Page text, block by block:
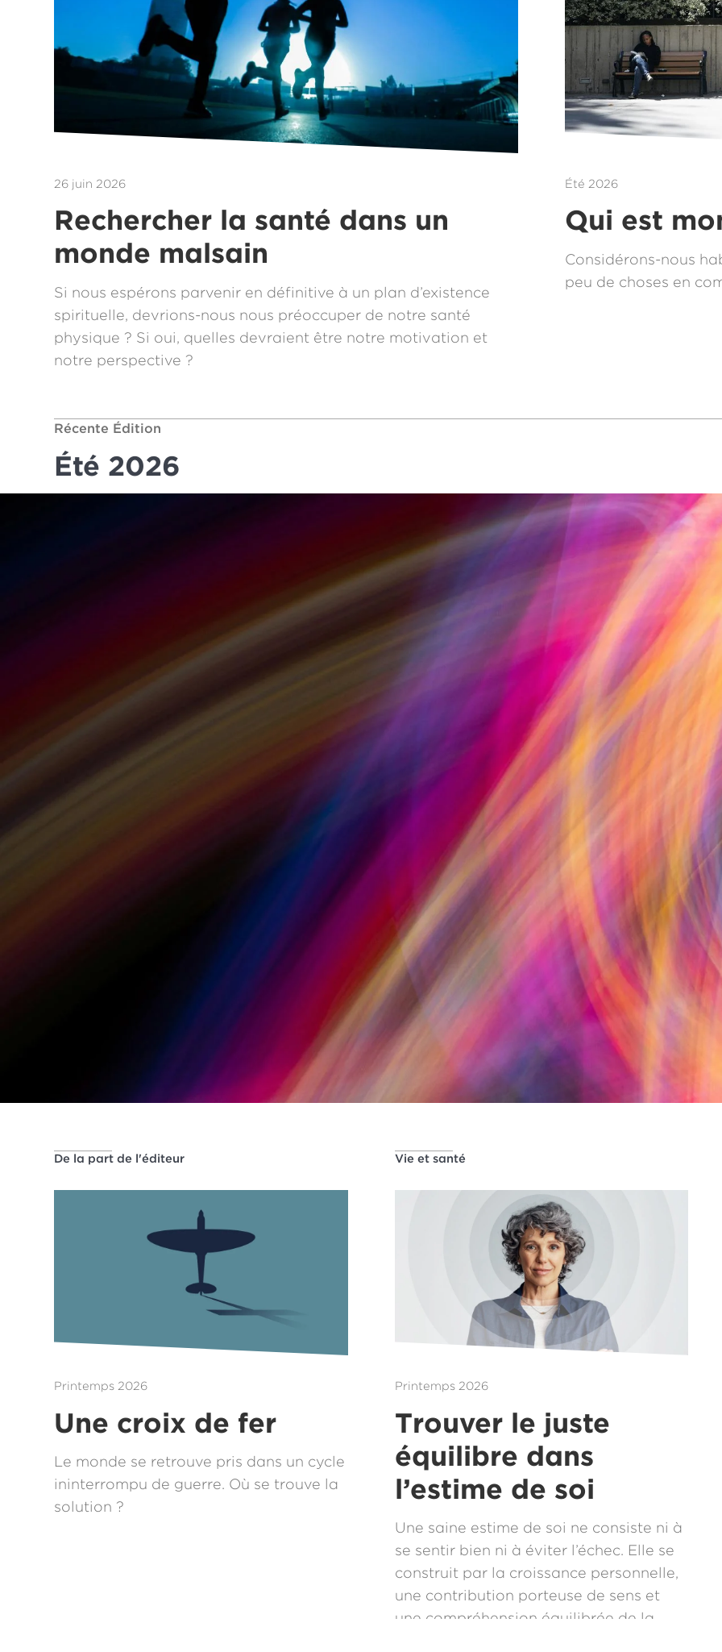
26 juin 2026
Rechercher la santé dans un
monde malsain
Si nous espérons parvenir en définitive à un plan d’existence
spirituelle, devrions-nous nous préoccuper de notre santé
physique ? Si oui, quelles devraient être notre motivation et
notre perspective ?
Été 2026
Qui est
Considérons-nous
peu de choses en
Récente Édition
Été 2026
De la part de l'éditeur
Printemps 2026
Une croix de fer
Le monde se retrouve pris dans un cycle
ininterrompu de guerre. Où se trouve la
solution ?
Vie et santé
Printemps 2026
Trouver le juste
équilibre dans
l’estime de soi
Une saine estime de soi ne consiste ni à
se sentir bien ni à éviter l’échec. Elle se
construit par la croissance personnelle,
une contribution porteuse de sens et
une compréhension équilibrée de la